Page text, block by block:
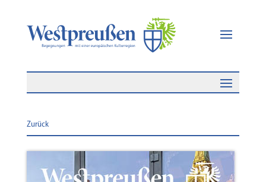
Zurück